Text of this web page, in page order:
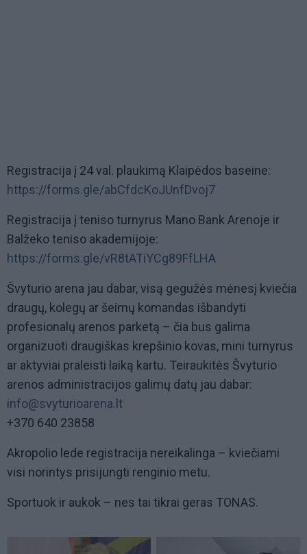
Registracija į 24 val. plaukimą Klaipėdos baseine:
https://forms.gle/abCfdcKoJUnfDvoj7
Registracija į teniso turnyrus Mano Bank Arenoje ir
Balžeko teniso akademijoje:
https://forms.gle/vR8tATiYCg89FfLHA
Švyturio arena jau dabar, visą gegužės mėnesį kviečia
draugų, kolegų ar šeimų komandas išbandyti
profesionalų arenos parketą – čia bus galima
organizuoti draugiškas krepšinio kovas, mini turnyrus
ar aktyviai praleisti laiką kartu. Teiraukitės Švyturio
arenos administracijos galimų datų jau dabar:
info@svyturioarena.lt
+370 640 23858
Akropolio lede registracija nereikalinga – kviečiami
visi norintys prisijungti renginio metu.
Sportuok ir aukok – nes tai tikrai geras TONAS.